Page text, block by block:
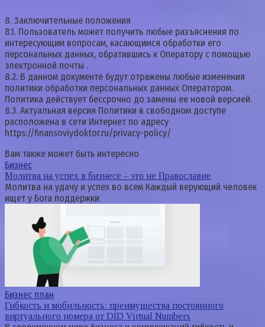
8. Заключительные положения
8.1. Пользователь может получить любые разъяснения по
интересующим вопросам, касающимся обработки его
персональных данных, обратившись к Оператору с помощью
электронной почты .
8.2. В данном документе будут отражены любые изменения
политики обработки персональных данных Оператором.
Политика действует бессрочно до замены ее новой версией.
8.3. Актуальная версия Политики в свободном доступе
расположена в сети Интернет по адресу
https://finansoviydoktor.ru/privacy-policy/
Вам также может быть интересно
Бизнес
Молитва на успех в бизнесе – это не Православие
Молитва на удачу и успех во всем Каждый верующий человек
ищет у Бога поддержки
Бизнес план
Гибкость и мобильность: преимущества постоянного
виртуального номера от DID Virtual Numbers